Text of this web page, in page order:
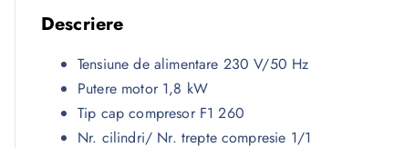
Descriere
Tensiune de alimentare 230 V/50 Hz
Putere motor 1,8 kW
Tip cap compresor F1 260
Nr. cilindri/ Nr. trepte compresie 1/1